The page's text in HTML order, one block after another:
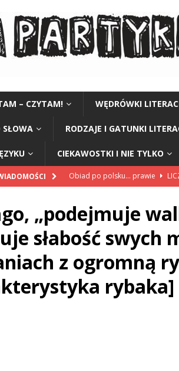
– CZYTAM! WĘDRÓWKI
SŁOWA RODZAJE I GATUNKI
CIEKAWOSTKI I NIE TYLKO
Obiad po polsku… prawie
„Kompania 1114”
CZY TU -
„Miejsce” Andrzej Stasiuk (z
„Grule, pyry, barabole”
Świadectwo z niespodzianką
„podejmuje
słabość swych
z ogromną
rybaka]